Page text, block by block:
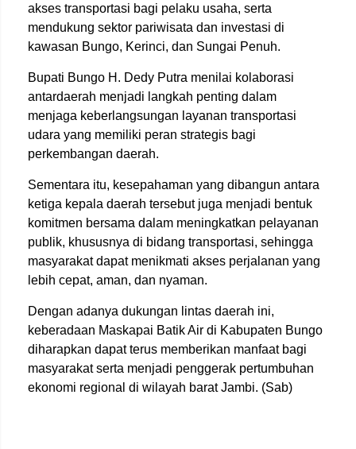
akses transportasi bagi pelaku usaha, serta
mendukung sektor pariwisata dan investasi di
kawasan Bungo, Kerinci, dan Sungai Penuh.
Bupati Bungo H. Dedy Putra menilai kolaborasi
antardaerah menjadi langkah penting dalam
menjaga keberlangsungan layanan transportasi
udara yang memiliki peran strategis bagi
perkembangan daerah.
Sementara itu, kesepahaman yang dibangun antara
ketiga kepala daerah tersebut juga menjadi bentuk
komitmen bersama dalam meningkatkan pelayanan
publik, khususnya di bidang transportasi, sehingga
masyarakat dapat menikmati akses perjalanan yang
lebih cepat, aman, dan nyaman.
Dengan adanya dukungan lintas daerah ini,
keberadaan Maskapai Batik Air di Kabupaten Bungo
diharapkan dapat terus memberikan manfaat bagi
masyarakat serta menjadi penggerak pertumbuhan
ekonomi regional di wilayah barat Jambi. (Sab)